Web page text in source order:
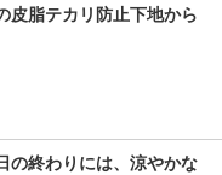
皮脂テカリ防止下地から
の終わりには、涼やかな